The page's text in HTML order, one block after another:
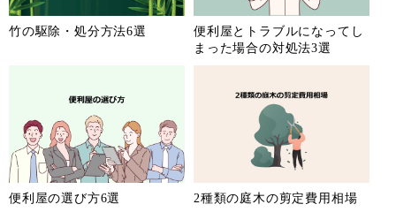
竹の駆除・処分方法6選
便利屋とトラブルになってし
まった場合の対処法3選
便利屋の選び方6選 2種類の庭木の剪定費用相場